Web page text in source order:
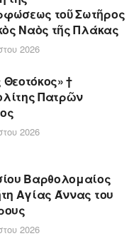
τοῦ Σωτῆρος
Ναὸς τῆς Πλάκας
2026
†
Πατρῶν
2026
Βαρθολομαίος
Αγίας Άννας του
2026